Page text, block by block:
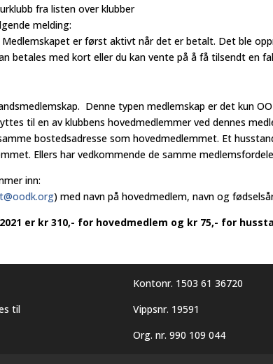
fra listen over klubber
melding:
Medlemskapet er først aktivt når det er betalt. Det ble
betales med kort eller du kan vente på å få tilsendt en
Denne typen medlemskap er det kun
til en av klubbens hovedmedlemmer ved dennes
bostedsadresse som hovedmedlemmet. Et
Ellers har vedkommende de samme
inn:
) med navn på hovedmedlem, navn og
er kr 310,- for hovedmedlem og kr 75,- for
til
Kontonr. 1503 61 36720
Vippsnr. 19591
Org. nr. 990 109 044